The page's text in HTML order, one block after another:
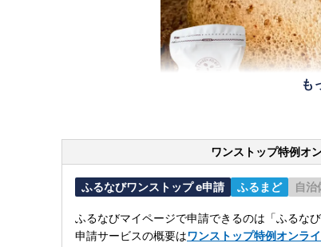
も
ワンストップ特例オ
ふるなびワンストップ e申請 ふるまど 自治
ふるなびマイページで申請できるのは「ふるな
申請サービスの概要はワンストップ特例オンラ